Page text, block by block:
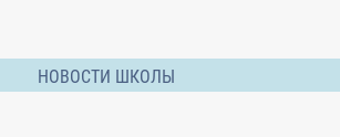
НОВОСТИ ШКОЛЫ